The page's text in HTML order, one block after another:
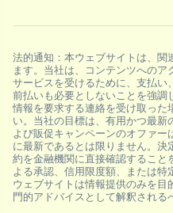
法的通知：本ウェブサイトは、関
ます。当社は、コンテンツへの
サービスを受けるために、支払い
前払いも必要としないことを強調
情報を要求する連絡を受け取った
い。当社の目標は、有用かつ最新
よび販促キャンペーンのオファ
に最新であるとは限りません。決
約を金融機関に直接確認すること
よる承認、信用限度額、または
ウェブサイトは情報提供のみを
門的アドバイスとして解釈される